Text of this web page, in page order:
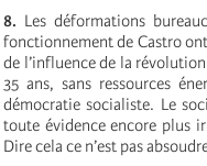
8. Les déformations
fonctionnement de Castro
de l’influence de la
35 ans, sans ressources
démocratie socialiste. Le
toute évidence encore plus
Dire cela ce n’est pas